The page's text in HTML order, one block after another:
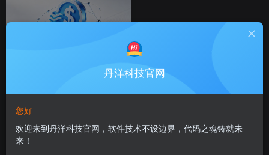
精品之优品，限时85折
￥8.5
丹洋科技官网
您好
欢迎来到丹洋科技官网，软件技术不设边界，代码之魂铸就未
来！